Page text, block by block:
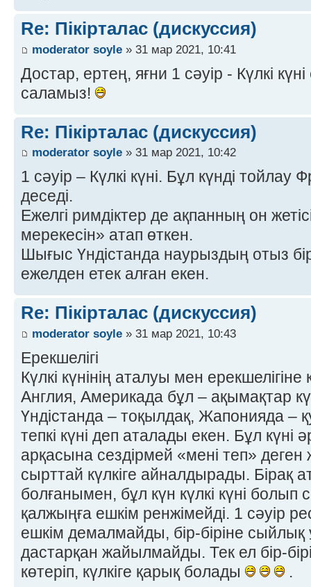
Re: Пікірталас (дискуссия)
moderator soyle » 31 мар 2021, 10:41
Достар, ертең, яғни 1 сәуір - Күлкі күні
саламыз!
Re: Пікірталас (дискуссия)
moderator soyle » 31 мар 2021, 10:42
1 сәуір – Күлкі күні. Бұл күнді тойлау
деседі.
Ежелгі римдіктер де ақпанның он
мерекесін» атап өткен.
Шығыс Үндістанда наурыздың отыз
ежелден етек алған екен.
Re: Пікірталас (дискуссия)
moderator soyle » 31 мар 2021, 10:43
Ерекшелігі
Күлкі күнінің аталуы мен
Англия, Америкада бұл – ақымақтар
Үндістанда – тоқылдақ, Жапонияда –
тепкі күні деп аталады екен. Бұл күні
арқасына сездірмей «мені теп» деген
сырттай күлкіге айналдырады. Бірақ
болғанымен, бұл күн күлкі күні болып
қалжыңға ешкім ренжімейді. 1 сәуір
ешкім демалмайды, бір-біріне
дастарқан жайылмайды. Тек ел бір-
көтеріп, күлкіге қарық болады
.